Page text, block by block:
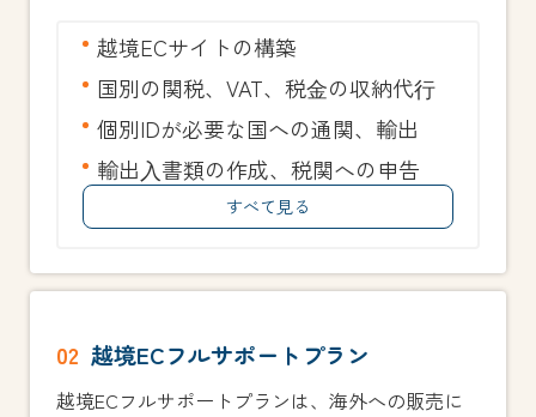
越境ECサイトの構築
国別の関税、VAT、税⾦の収納代⾏
個別IDが必要な国への通関、輸出
輸出⼊書類の作成、税関への申告
すべて見る
02 越境ECフルサポートプラン
越境ECフルサポートプランは、海外への販売に